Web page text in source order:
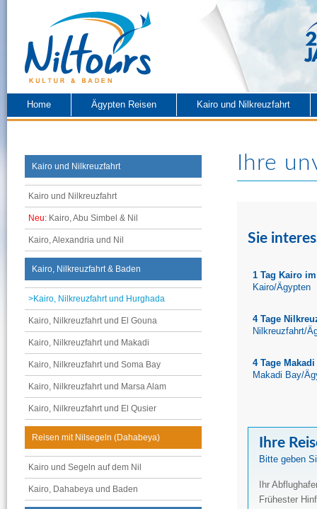
Home Ägypten Reisen Kairo und Nilkreuzfahrt
Kairo und Nilkreuzfahrt
Kairo und Nilkreuzfahrt
Neu: Kairo, Abu Simbel & Nil
Kairo, Alexandria und Nil
Kairo, Nilkreuzfahrt & Baden
>Kairo, Nilkreuzfahrt und Hurghada
Kairo, Nilkreuzfahrt und El Gouna
Kairo, Nilkreuzfahrt und Makadi
Kairo, Nilkreuzfahrt und Soma Bay
Kairo, Nilkreuzfahrt und Marsa Alam
Kairo, Nilkreuzfahrt und El Qusier
Reisen mit Nilsegeln (Dahabeya)
Kairo und Segeln auf dem Nil
Kairo, Dahabeya und Baden
Ihre
Sie
1 Tag Kairo
Kairo/Ägypten
4 Tage
Nilkreuzfahrt/
4 Tage
Makadi Bay/
Ihre
Bitte geben
Ihr
Frühester